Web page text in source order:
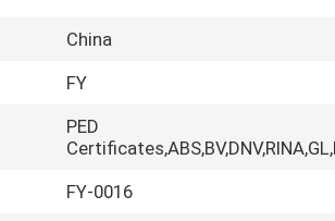
China
FY
PED
FY-0016